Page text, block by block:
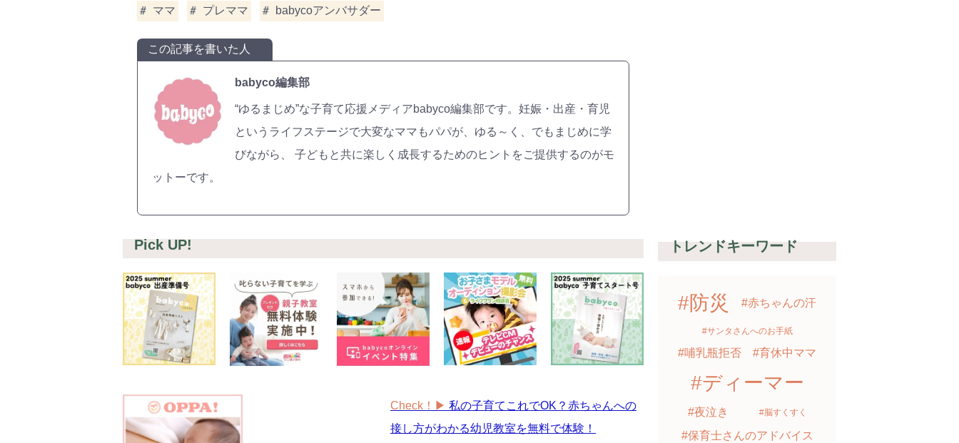
ママ プレママ babycoアンバサダー
この記事を書いた人
babyco編集部
“ゆるまじめ”な子育て応援メディアbabyco編集部です。妊娠・出産・育児
というライフステージで大変なママもパパが、ゆる～く、でもまじめに学
びながら、 子どもと共に楽しく成長するためのヒントをご提供するのがモ
ットーです。
Pick UP!
Check！▶︎ 私の子育てこれでOK？赤ちゃんへの
接し方がわかる幼児教室を無料で体験！
トレンドキーワード
#防災 #赤ちゃんの汗
#サンタさんへのお手紙
#哺乳瓶拒否 #育休中ママ
#ディーマー
#夜泣き #脳すくすく
#保育士さんのアドバイス
#プレゼント
#離乳食
プレゼント&
キャンペーン
子育て 暮らし